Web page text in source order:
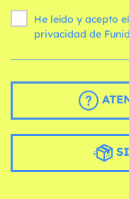
He leído y acepto
privacidad de